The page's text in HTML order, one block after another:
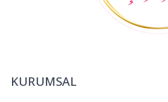
KURUMSAL